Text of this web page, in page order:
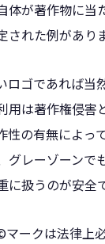
体が著作物に当
れた例がありま
ロゴであれば当
用は著作権侵害
性の有無によっ
グレーゾーンで
扱うのが安全で
ークは法律上